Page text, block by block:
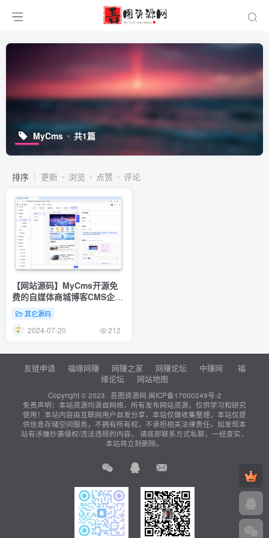
MyCms 共1篇
排序 更新 浏览 点赞 评论
【网站源码】MyCms开源免
费的自媒体商城博客CMS企业
建站系统
其它源码
2024-07-20 212
友链申请 福缘网赚 网赚之家 网赚论坛 中赚网
福
缘论坛
网站地图
Copyright © 2023 · 吾图资源网 闽ICP备17000249号-2
免责声明：本站资源均源自网络，所有发布网站资源，仅供学习和研究
使用！本站内容由互联网用户自发分享，本站仅做收集整理，本站仅提
供信息存储空间服务，不拥有所有权，不承担相关法律责任。如发现本
站有涉嫌抄袭侵权/违法违规的内容， 请底部联系方式私聊，一经查实，
本站将立刻删除。